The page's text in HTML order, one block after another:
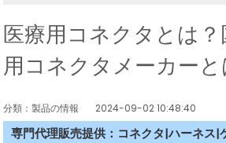
医療用コネクタとは
用コネクタメーカーと
分類：製品の情報 2024-09-02 10:48:40
専門代理販売提供：コネクタ|ハーネス|